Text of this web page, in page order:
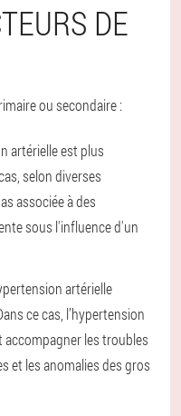
DE
ou secondaire :
artérielle est plus
selon diverses
associée à des
sous l'influence d'un
artérielle
ce cas, l’hypertension
les troubles
et les anomalies des gros